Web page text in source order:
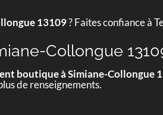
13109? Faites confiance à
Collongue
boutique à Simiane-Collongue
de renseignements.